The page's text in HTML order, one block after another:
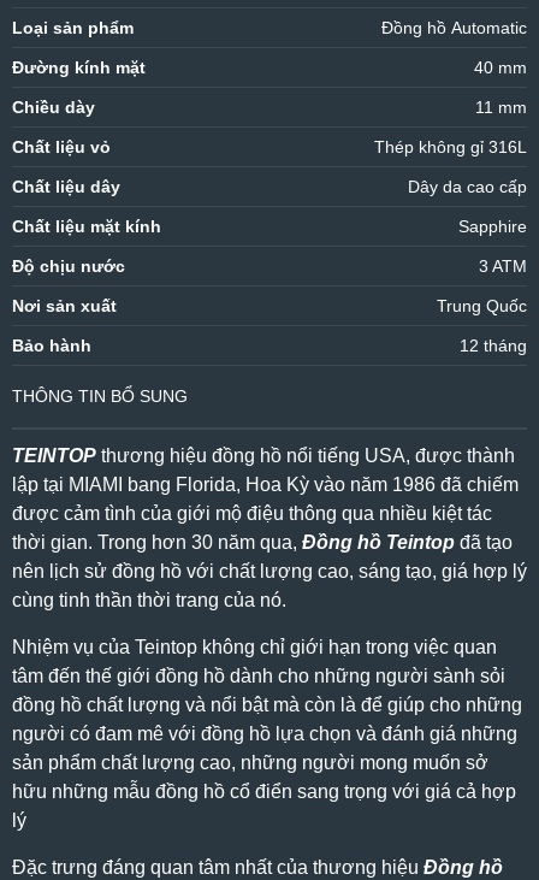
Loại sản phẩm Đồng hồ Automatic
Đường kính mặt 40 mm
Chiều dày 11 mm
Chất liệu vỏ Thép không gỉ 316L
Chất liệu dây Dây da cao cấp
Chất liệu mặt kính Sapphire
Độ chịu nước 3 ATM
Nơi sản xuất Trung Quốc
Bảo hành 12 tháng
THÔNG TIN BỔ SUNG
TEINTOP thương hiệu đồng hồ nổi tiếng USA, được thành
lập tại MIAMI bang Florida, Hoa Kỳ vào năm 1986 đã chiếm
được cảm tình của giới mộ điệu thông qua nhiều kiệt tác
thời gian. Trong hơn 30 năm qua, Đồng hồ Teintop đã tạo
nên lịch sử đồng hồ với chất lượng cao, sáng tạo, giá hợp lý
cùng tinh thần thời trang của nó.
Nhiệm vụ của Teintop không chỉ giới hạn trong việc quan
tâm đến thế giới đồng hồ dành cho những người sành sỏi
đồng hồ chất lượng và nổi bật mà còn là để giúp cho những
người có đam mê với đồng hồ lựa chọn và đánh giá những
sản phẩm chất lượng cao, những người mong muốn sở
hữu những mẫu đồng hồ cổ điển sang trọng với giá cả hợp
lý
Đặc trưng đáng quan tâm nhất của thương hiệu Đồng hồ